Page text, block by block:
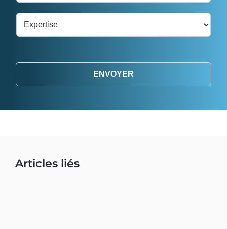
ENVOYER
Articles liés